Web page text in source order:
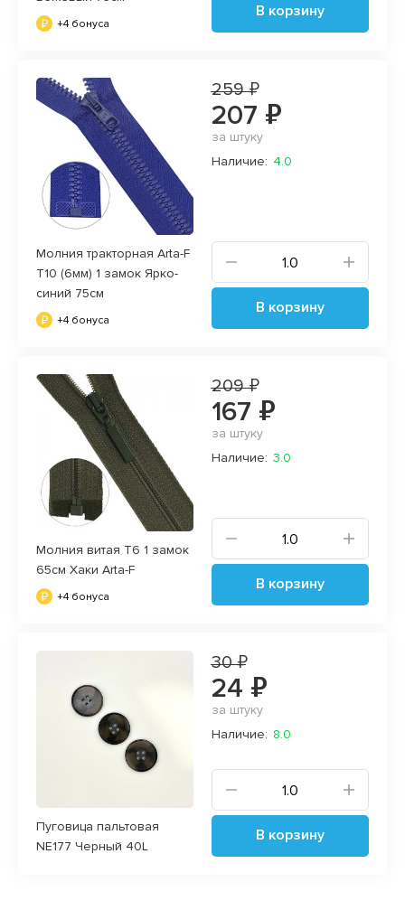
+4 бонуса
В корзину
Молния тракторная Arta-F
T10 (6мм) 1 замок Ярко-
синий 75см
+4 бонуса
259 ₽
207 ₽
за штуку
Наличие: 4.0
В корзину
Молния витая Т6 1 замок
65см Хаки Arta-F
+4 бонуса
209 ₽
167 ₽
за штуку
Наличие: 3.0
В корзину
Пуговица пальтовая
NE177 Черный 40L
30 ₽
24 ₽
за штуку
Наличие: 8.0
В корзину